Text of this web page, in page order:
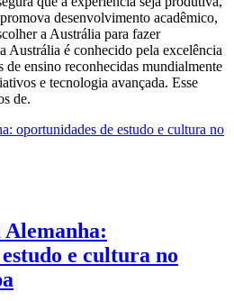
desenvolvimento acadêmico,
a Austrália para fazer
Austrália é conhecido pela excelência
ensino reconhecidas mundialmente
e tecnologia avançada. Esse
de.
e cultura no